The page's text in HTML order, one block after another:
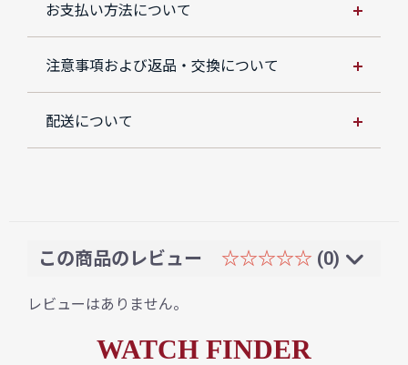
お支払い方法について
注意事項および返品・交換について
配送について
この商品のレビュー ☆☆☆☆☆ (0)
レビューはありません。
WATCH FINDER